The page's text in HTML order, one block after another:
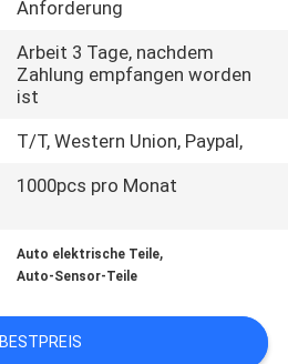
Anforderung
Arbeit 3 Tage, nachdem
Zahlung empfangen worden
ist
T/T, Western Union, Paypal,
1000pcs pro Monat
Auto elektrische Teile,
Auto-Sensor-Teile
BESTPREIS